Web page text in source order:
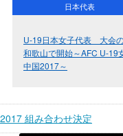
日本代表
U-19日本女子代表 大会
和歌山で開始～AFC U-19
中国2017～
組み合わせ決定